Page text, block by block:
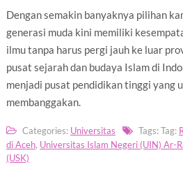
Dengan semakin banyaknya pilihan
generasi muda kini memiliki
ilmu tanpa harus pergi jauh ke luar
pusat sejarah dan budaya Islam di
menjadi pusat pendidikan tinggi yang
membanggakan.
Categories: Universitas Tags: Tag:
di Aceh, Universitas Islam Negeri (UIN) Ar-
(USK)